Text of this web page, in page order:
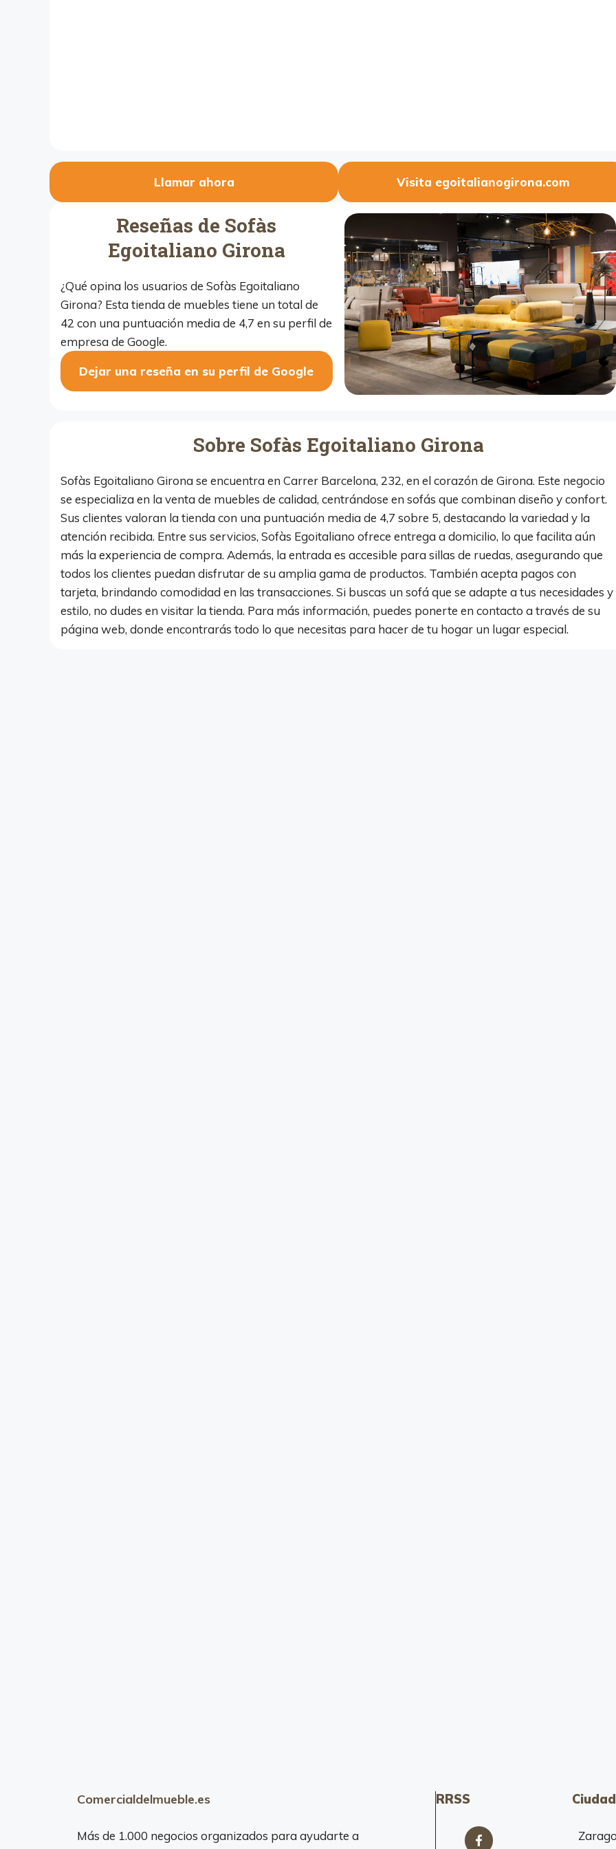
Llamar ahora Visita egoitalianogirona.com
Reseñas de Sofàs
Egoitaliano Girona
¿Qué opina los usuarios de Sofàs Egoitaliano
Girona? Esta tienda de muebles tiene un total de
42 con una puntuación media de 4,7 en su perfil de
empresa de Google.
Dejar una reseña en su perfil de Google
Sobre Sofàs Egoitaliano Girona
Sofàs Egoitaliano Girona se encuentra en Carrer Barcelona, 232, en el corazón de Girona. Este negocio
se especializa en la venta de muebles de calidad, centrándose en sofás que combinan diseño y confort.
Sus clientes valoran la tienda con una puntuación media de 4,7 sobre 5, destacando la variedad y la
atención recibida. Entre sus servicios, Sofàs Egoitaliano ofrece entrega a domicilio, lo que facilita aún
más la experiencia de compra. Además, la entrada es accesible para sillas de ruedas, asegurando que
todos los clientes puedan disfrutar de su amplia gama de productos. También acepta pagos con
tarjeta, brindando comodidad en las transacciones. Si buscas un sofá que se adapte a tus necesidades y
estilo, no dudes en visitar la tienda. Para más información, puedes ponerte en contacto a través de su
página web, donde encontrarás todo lo que necesitas para hacer de tu hogar un lugar especial.
Comercialdelmueble.es
Más de 1.000 negocios organizados para ayudarte a
RRSS